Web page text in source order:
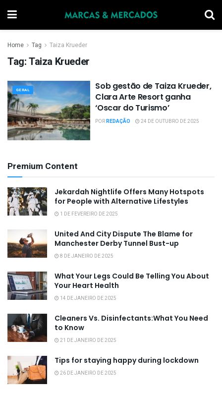
Home Tag Taiza Krueder
Tag:Taiza Krueder
GERAL
Sob gestão de Taiza Krueder,
Clara Arte Resort ganha
‘Oscar do Turismo’
PORREDAÇÃO 24 DE OUTUBRO DE 2025
Premium Content
Jekardah Nightlife Offers Many Hotspots
for People with Alternative Lifestyles
1 DE FEVEREIRO DE 2025
United And City Dispute The Blame for
Manchester Derby Tunnel Bust-up
8 DE JANEIRO DE 2025
What Your Legs Could Be Telling You About
Your Heart Health
14 DE JANEIRO DE 2025
Cleaners Vs. Disinfectants:What You Need
to Know
21 DE JANEIRO DE 2025
Tips for staying happy during lockdown
26 DE JANEIRO DE 2025